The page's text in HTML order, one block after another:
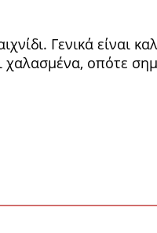
Γενικά είναι
χαλασμένα, οπότε